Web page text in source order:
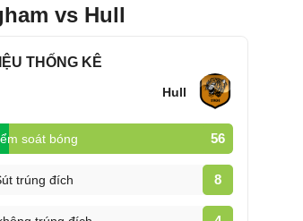
vs Hull
THỐNG KÊ
Hull
soát bóng 56
trúng đích 8